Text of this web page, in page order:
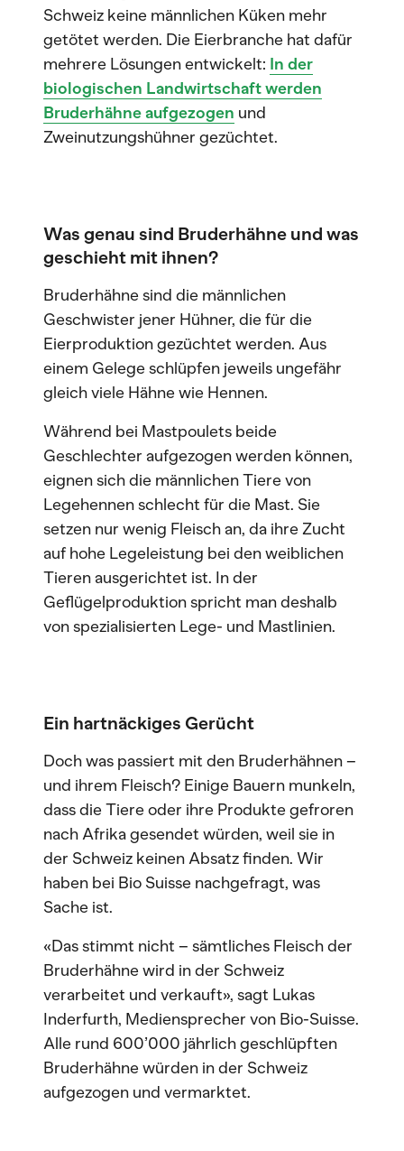
Schweiz keine männlichen Küken mehr
getötet werden. Die Eierbranche hat dafür
mehrere Lösungen entwickelt: In der
biologischen Landwirtschaft werden
Bruderhähne aufgezogen und
Zweinutzungshühner gezüchtet.
Was genau sind Bruderhähne und was
geschieht mit ihnen?
Bruderhähne sind die männlichen
Geschwister jener Hühner, die für die
Eierproduktion gezüchtet werden. Aus
einem Gelege schlüpfen jeweils ungefähr
gleich viele Hähne wie Hennen.
Während bei Mastpoulets beide
Geschlechter aufgezogen werden können,
eignen sich die männlichen Tiere von
Legehennen schlecht für die Mast. Sie
setzen nur wenig Fleisch an, da ihre Zucht
auf hohe Legeleistung bei den weiblichen
Tieren ausgerichtet ist. In der
Geflügelproduktion spricht man deshalb
von spezialisierten Lege- und Mastlinien.
Ein hartnäckiges Gerücht
Doch was passiert mit den Bruderhähnen –
und ihrem Fleisch? Einige Bauern munkeln,
dass die Tiere oder ihre Produkte gefroren
nach Afrika gesendet würden, weil sie in
der Schweiz keinen Absatz finden. Wir
haben bei Bio Suisse nachgefragt, was
Sache ist.
«Das stimmt nicht – sämtliches Fleisch der
Bruderhähne wird in der Schweiz
verarbeitet und verkauft», sagt Lukas
Inderfurth, Mediensprecher von Bio-Suisse.
Alle rund 600’000 jährlich geschlüpften
Bruderhähne würden in der Schweiz
aufgezogen und vermarktet.